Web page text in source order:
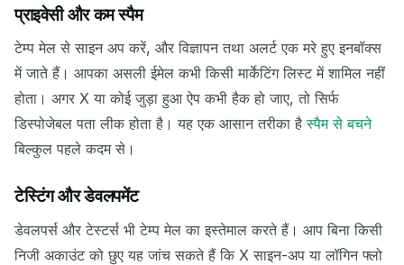
आने वाले ईमेल का इंतज़ार कर रहे हैं...
प्राइवेसी और कम स्पैम
टेम्प मेल से साइन अप करें, और विज्ञापन तथा अलर्ट एक मरे हुए इनबॉक्स
में जाते हैं। आपका असली ईमेल कभी किसी मार्केटिंग लिस्ट में शामिल नहीं
होता। अगर X या कोई जुड़ा हुआ ऐप कभी हैक हो जाए, तो सिर्फ
डिस्पोजेबल पता लीक होता है। यह एक आसान तरीका हैस्पैम से बचने
बिल्कुल पहले कदम से।
टेस्टिंग और डेवलपमेंट
डेवलपर्स और टेस्टर्स भी टेम्प मेल का इस्तेमाल करते हैं। आप बिना किसी
निजी अकाउंट को छुए यह जांच सकते हैं कि X साइन-अप या लॉगिन फ्लो